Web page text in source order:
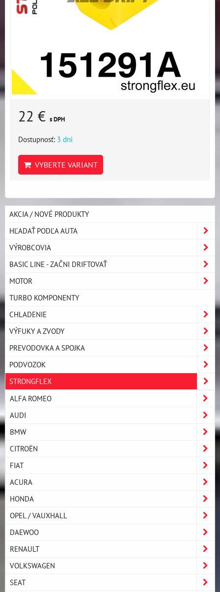
22 € s DPH
Dostupnosť: 3 dni
VYBERTE VARIANT
AKCIA / NOVÉ PRODUKTY
HĽADAŤ PODĽA AUTA
VÝROBCOVIA
BASIC LINE - ZAČNI DRIFTOVAŤ
MOTOR
TURBO KOMPONENTY
CHLADENIE
VÝFUKY A ZVODY
PREVODOVKA A SPOJKA
PODVOZOK
STRONGFLEX
ALFA ROMEO
AUDI
BMW
CITROËN
FIAT
ACURA
HONDA
OPEL / VAUXHALL
DAEWOO
RENAULT
VOLKSWAGEN
SEAT